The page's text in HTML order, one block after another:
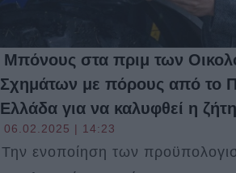
Μπόνους στα πριμ των
Σχημάτων με πόρους από το
Ελλάδα για να καλυφθεί η
06.02.2025 | 14:23
Την ενοποίηση των